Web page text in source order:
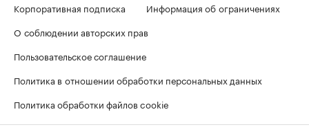
Корпоративная подписка
Информация об ограничениях
О соблюдении авторских прав
Пользовательское соглашение
Политика в отношении обработки персональных данных
Политика обработки файлов cookie